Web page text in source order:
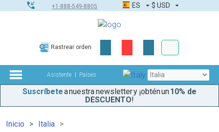
+1-888-549-8805 ES $ USD
Rastrear orden
Asistente Países
Suscríbetea nuestra newsletter y ¡obtén un10% de
DESCUENTO!
Inicio
Italia